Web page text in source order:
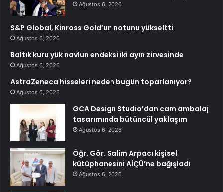
Ağustos 6, 2026
S&P Global, Kinross Gold’un notunu yükseltti
Ağustos 6, 2026
Baltık kuru yük navlun endeksi iki ayın zirvesinde
Ağustos 6, 2026
AstraZeneca hisseleri neden bugün toparlanıyor?
Ağustos 6, 2026
GCA Design Studio’dan cam ambalaj
tasarımında bütüncül yaklaşım
Ağustos 6, 2026
Öğr. Gör. Salim Arpacı kişisel
kütüphanesini AİÇÜ’ne bağışladı
Ağustos 6, 2026